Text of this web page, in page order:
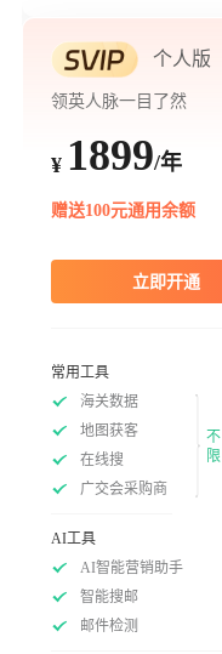
个人版
领英人脉一目了然
¥ 1899/年
赠送100元通用余额
立即开通
常用工具
海关数据
地图获客
在线搜
广交会采购商
不
限
AI工具
AI智能营销助手
智能搜邮
邮件检测